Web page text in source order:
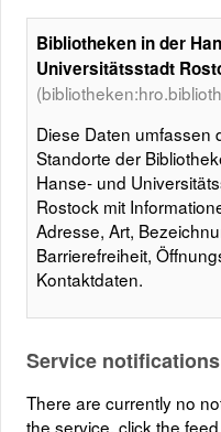
Bibliotheken in der
Universitätsstadt
Diese Daten umfassen
Standorte der
Hanse- und
Rostock mit
Adresse, Art,
Barrierefreiheit,
Kontaktdaten.
Service notifications
There are currently no
the service, click the